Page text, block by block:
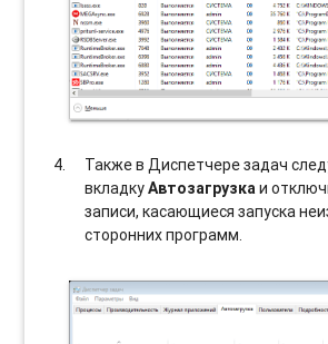
Также в Диспетчере задач
вкладкуАвтозагрузкаи
записи, касающиеся запуска
сторонних программ.